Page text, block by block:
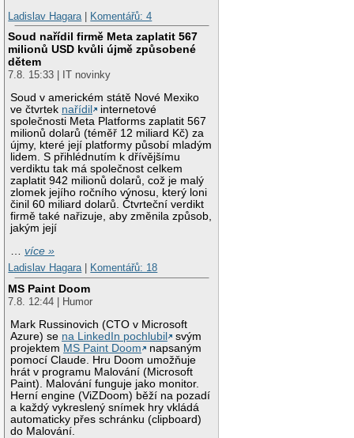
Ladislav Hagara
Komentářů: 4
Soud nařídil firmě Meta zaplatit 567
milionů USD kvůli újmě způsobené
dětem
7.8. 15:33 | IT novinky
Soud v americkém státě Nové Mexiko
ve čtvrtek nařídil
internetové
společnosti Meta Platforms zaplatit 567
milionů dolarů (téměř 12 miliard Kč) za
újmy, které její platformy působí mladým
lidem. S přihlédnutím k dřívějšímu
verdiktu tak má společnost celkem
zaplatit 942 milionů dolarů, což je malý
zlomek jejího ročního výnosu, který loni
činil 60 miliard dolarů. Čtvrteční verdikt
firmě také nařizuje, aby změnila způsob,
jakým její
…více »
Ladislav Hagara| Komentářů: 18
MS Paint Doom
7.8. 12:44 | Humor
Mark Russinovich (CTO v Microsoft
Azure) se na LinkedIn pochlubil
svým
projektem MS Paint Doom
napsaným
pomocí Claude. Hru Doom umožňuje
hrát v programu Malování (Microsoft
Paint). Malování funguje jako monitor.
Herní engine (ViZDoom) běží na pozadí
a každý vykreslený snímek hry vkládá
automaticky přes schránku (clipboard)
do Malování.